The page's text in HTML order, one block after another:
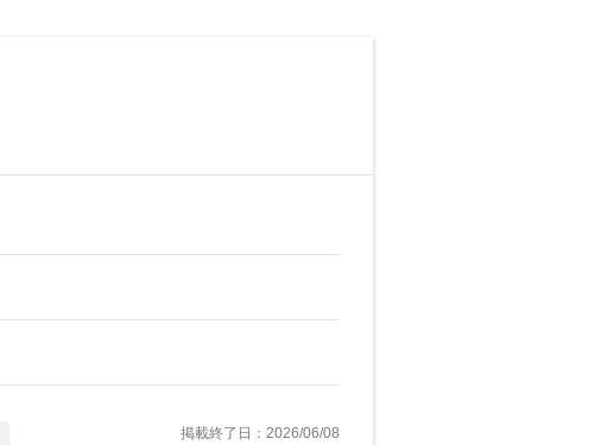
掲載終了日：2026/06/08